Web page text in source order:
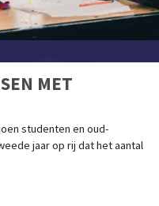
MET
studenten en oud-
jaar op rij dat het aantal